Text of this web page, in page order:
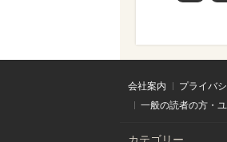
会社案内 プライバ
一般の読者の方・
カテゴリー